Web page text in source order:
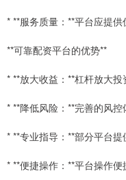
* **服务质量：**平台应提供
**可靠配资平台的优势**
* **放大收益：**杠杆放大投
* **降低风险：**完善的风控
* **专业指导：**部分平台提
* **便捷操作：**平台操作便